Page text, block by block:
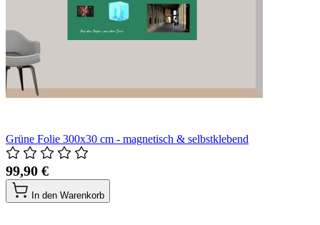
Grüne Folie 300x30 cm - magnetisch & selbstklebend
99,90 €
In den Warenkorb